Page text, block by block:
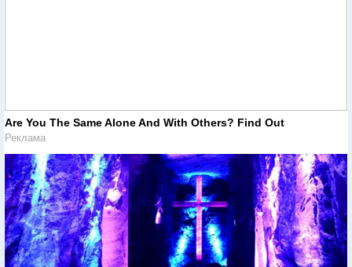
Are You The Same Alone And With Others? Find Out
Реклама